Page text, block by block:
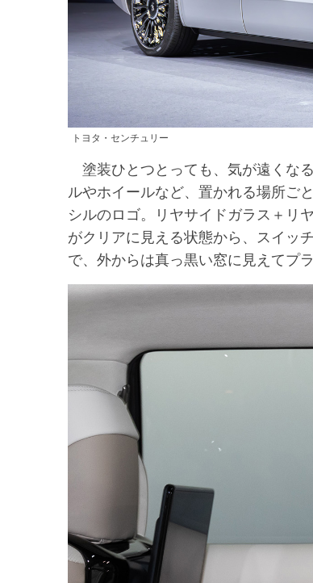
トヨタ・センチュリー
塗装ひとつとっても、気が遠くな
ルやホイールなど、置かれる場所ご
シルのロゴ。リヤサイドガラス＋リ
がクリアに見える状態から、スイッ
で、外からは真っ黒い窓に見えてプ